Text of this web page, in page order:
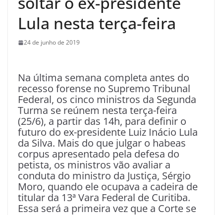
Lula nesta terça-feira
24 de junho de 2019
Na última semana completa antes do
recesso forense no Supremo Tribunal
Federal, os cinco ministros da Segunda
Turma se reúnem nesta terça-feira
(25/6), a partir das 14h, para definir o
futuro do ex-presidente Luiz Inácio Lula
da Silva. Mais do que julgar o habeas
corpus apresentado pela defesa do
petista, os ministros vão avaliar a
conduta do ministro da Justiça, Sérgio
Moro, quando ele ocupava a cadeira de
titular da 13ª Vara Federal de Curitiba.
Essa será a primeira vez que a Corte se